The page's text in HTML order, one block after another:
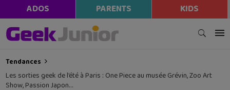
ADOS PARENTS KIDS
Tendances
Les sorties geek de l’été à Paris : One Piece au musée Grévin, Zoo Art
Show, Passion Japon…